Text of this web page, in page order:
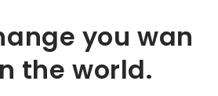
you wan
the world.